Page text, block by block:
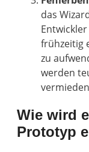
das
frühzeitig
zu
werden
Wie wird
Prototyp